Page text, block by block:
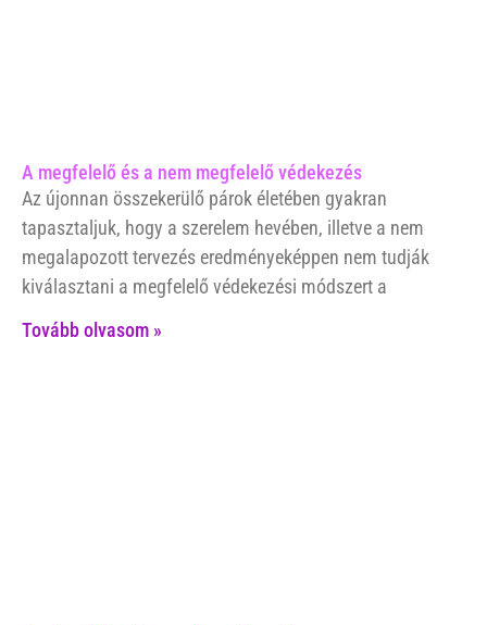
A megfelelő és a nem megfelelő védekezés
Az újonnan összekerülő párok életében gyakran
tapasztaljuk, hogy a szerelem hevében, illetve a nem
megalapozott tervezés eredményeképpen nem tudják
kiválasztani a megfelelő védekezési módszert a
Tovább olvasom »